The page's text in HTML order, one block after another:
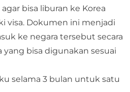
bisa liburan ke Korea
visa. Dokumen ini menjadi
ke negara tersebut secara
yang bisa digunakan sesuai
selama 3 bulan untuk satu